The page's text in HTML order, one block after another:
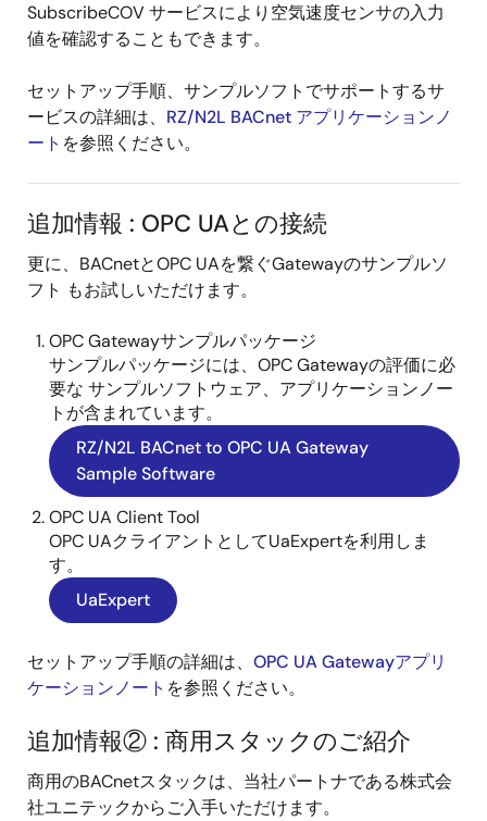
SubscribeCOV サービスにより空気速度センサの入力
値を確認することもできます。
セットアップ手順、サンプルソフトでサポートするサ
ービスの詳細は、 RZ/N2L BACnet アプリケーションノ
ート を参照ください。
追加情報 : OPC UAとの接続
更に、BACnetとOPC UAを繋ぐGatewayのサンプルソ
フト もお試しいただけます。
OPC Gatewayサンプルパッケージ
サンプルパッケージには、OPC Gatewayの評価に必
要な サンプルソフトウェア、アプリケーションノー
トが含まれています。
RZ/N2L BACnet to OPC UA Gateway
Sample Software
OPC UA Client Tool
OPC UAクライアントとしてUaExpertを利用しま
す。
UaExpert
セットアップ手順の詳細は、 OPC UA Gatewayアプリ
ケーションノート を参照ください。
追加情報② : 商用スタックのご紹介
商用のBACnetスタックは、当社パートナである株式会
社ユニテックからご入手いただけます。